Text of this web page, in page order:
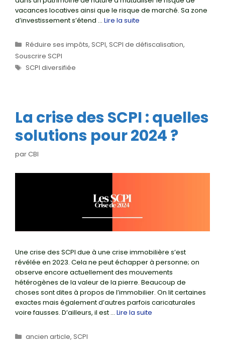
vacances locatives ainsi que le risque de marché. Sa zone
d’investissement s’étend … Lire la suite
Catégories
Réduire ses impôts, SCPI, SCPI de défiscalisation,
Souscrire SCPI
Étiquettes
SCPI diversifiée
La crise des SCPI : quelles
solutions pour 2024 ?
parCBI
Une crise des SCPI due à une crise immobilière s’est
révélée en 2023. Cela ne peut échapper à personne; on
observe encore actuellement des mouvements
hétérogènes de la valeur de la pierre. Beaucoup de
choses sont dites à propos de l’immobilier. On lit certaines
exactes mais également d’autres parfois caricaturales
voire fausses. D’ailleurs, il est … Lire la suite
Catégories
ancien article, SCPI